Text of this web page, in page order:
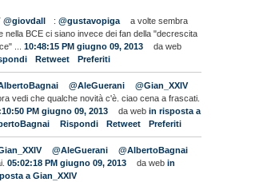
@giovdall :@gustavopiga
a volte sembra
nella BCE ci siano invece dei fan della "decrescita
...
10:48:15 PM giugno 09, 2013
da web
Retweet Preferiti
@AleGuerani
@Gian_XXIV
vedi che qualche novità c'è. ciao cena a frascati.
PM giugno 09, 2013
da web in risposta a
Rispondi Retweet Preferiti
@AleGuerani
@AlbertoBagnai
05:02:18 PM giugno 09, 2013 da web in
a Gian_XXIV